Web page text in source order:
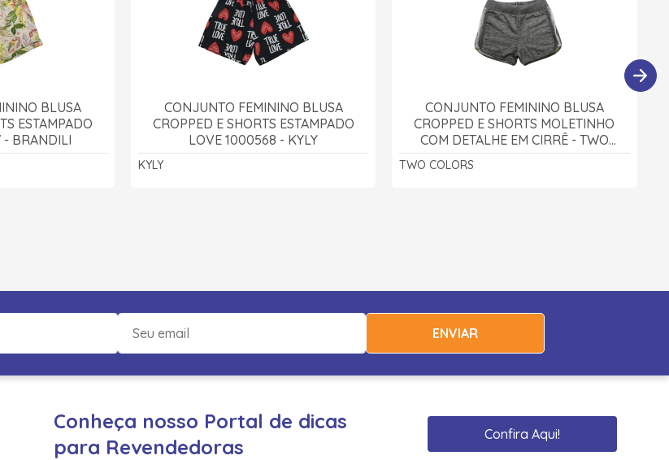
BLUSA
ESTAMPADO
- BRANDILI
CONJUNTO FEMININO BLUSA
CROPPED E SHORTS ESTAMPADO
LOVE 1000568 - KYLY
KYLY
CONJUNTO FEMININO BLUSA
CROPPED E SHORTS MOLETINHO
COM DETALHE EM CIRRÊ - TWO
COLORS
TWO COLORS
ENVIAR
Conheça nosso Portal de dicas
para Revendedoras
Confira Aqui!